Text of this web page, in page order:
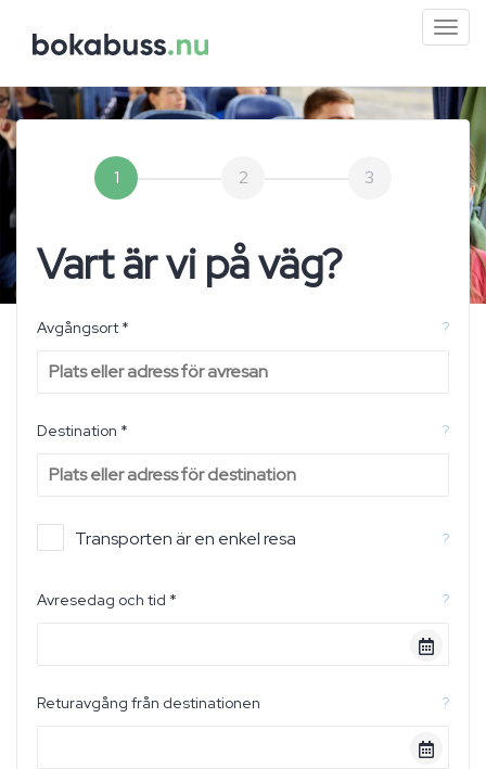
1 2 3
Vart är vi på väg?
Avgångsort * ?
Destination * ?
Transporten är en enkel resa ?
Avresedag och tid * ?
Returavgång från destinationen ?